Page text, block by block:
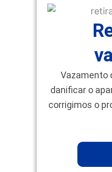
Vazamento
danificar o
corrigimos o